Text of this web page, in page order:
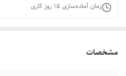
زمان آماده‌سازی 15 روز کاری
مشخصات